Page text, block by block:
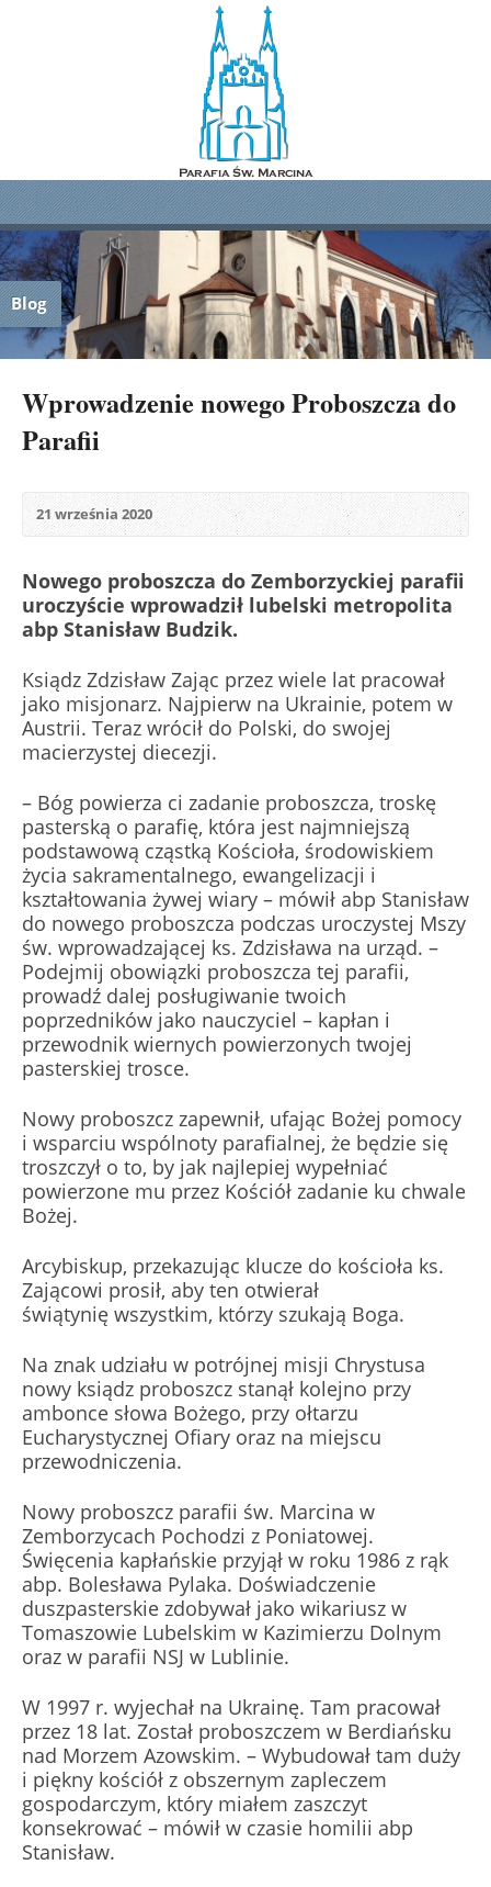
Blog
Wprowadzenie nowego Proboszcza do
Parafii
21 września 2020
Nowego proboszcza do Zemborzyckiej parafii
uroczyście wprowadził lubelski metropolita
abp Stanisław Budzik.
Ksiądz Zdzisław Zając przez wiele lat pracował
jako misjonarz. Najpierw na Ukrainie, potem w
Austrii. Teraz wrócił do Polski, do swojej
macierzystej diecezji.
– Bóg powierza ci zadanie proboszcza, troskę
pasterską o parafię, która jest najmniejszą
podstawową cząstką Kościoła, środowiskiem
życia sakramentalnego, ewangelizacji i
kształtowania żywej wiary – mówił abp Stanisław
do nowego proboszcza podczas uroczystej Mszy
św. wprowadzającej ks. Zdzisława na urząd. –
Podejmij obowiązki proboszcza tej parafii,
prowadź dalej posługiwanie twoich
poprzedników jako nauczyciel – kapłan i
przewodnik wiernych powierzonych twojej
pasterskiej trosce.
Nowy proboszcz zapewnił, ufając Bożej pomocy
i wsparciu wspólnoty parafialnej, że będzie się
troszczył o to, by jak najlepiej wypełniać
powierzone mu przez Kościół zadanie ku chwale
Bożej.
Arcybiskup, przekazując klucze do kościoła ks.
Zającowi prosił, aby ten otwierał
świątynię wszystkim, którzy szukają Boga.
Na znak udziału w potrójnej misji Chrystusa
nowy ksiądz proboszcz stanął kolejno przy
ambonce słowa Bożego, przy ołtarzu
Eucharystycznej Ofiary oraz na miejscu
przewodniczenia.
Nowy proboszcz parafii św. Marcina w
Zemborzycach Pochodzi z Poniatowej.
Święcenia kapłańskie przyjął w roku 1986 z rąk
abp. Bolesława Pylaka. Doświadczenie
duszpasterskie zdobywał jako wikariusz w
Tomaszowie Lubelskim w Kazimierzu Dolnym
oraz w parafii NSJ w Lublinie.
W 1997 r. wyjechał na Ukrainę. Tam pracował
przez 18 lat. Został proboszczem w Berdiańsku
nad Morzem Azowskim. – Wybudował tam duży
i piękny kościół z obszernym zapleczem
gospodarczym, który miałem zaszczyt
konsekrować – mówił w czasie homilii abp
Stanisław.